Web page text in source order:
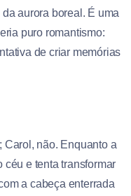
aurora boreal. É uma
puro romantismo:
de criar memórias
Carol, não. Enquanto a
e tenta transformar
a cabeça enterrada